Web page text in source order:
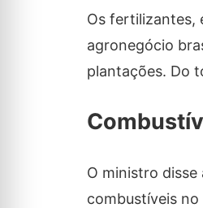
Os fertilizantes,
agronegócio
plantações. Do
O ministro
combustíveis